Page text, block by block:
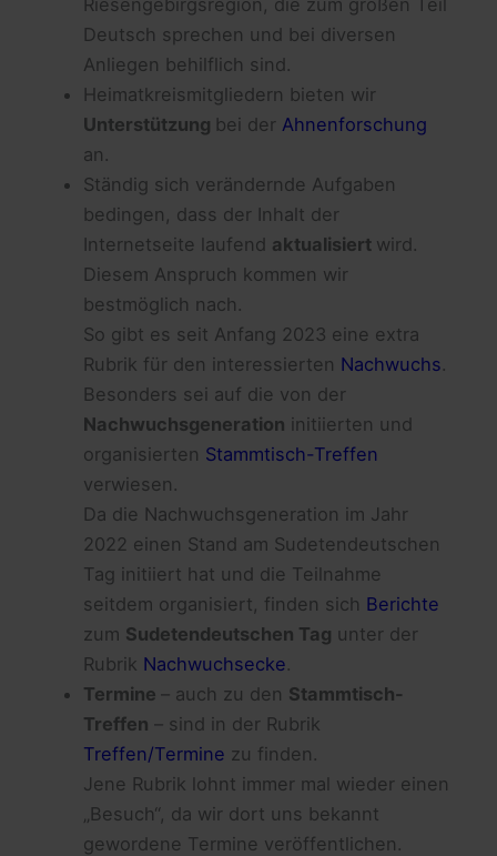
Deutsch sprechen und bei diversen
Anliegen behilflich sind.
Heimatkreismitgliedern bieten wir
Unterstützung bei der Ahnenforschung
an.
Ständig sich verändernde Aufgaben
bedingen, dass der Inhalt der
Internetseite laufend aktualisiert wird.
Diesem Anspruch kommen wir
bestmöglich nach.
So gibt es seit Anfang 2023 eine extra
Rubrik für den interessierten Nachwuchs.
Besonders sei auf die von der
Nachwuchsgeneration initiierten und
organisierten Stammtisch-Treffen
verwiesen.
Da die Nachwuchsgeneration im Jahr
2022 einen Stand am Sudetendeutschen
Tag initiiert hat und die Teilnahme
seitdem organisiert, finden sich Berichte
zum Sudetendeutschen Tag unter der
Rubrik Nachwuchsecke.
Termine – auch zu den Stammtisch-
Treffen – sind in der Rubrik
Treffen/Termine zu finden.
Jene Rubrik lohnt immer mal wieder einen
„Besuch“, da wir dort uns bekannt
gewordene Termine veröffentlichen.